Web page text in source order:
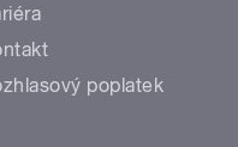
poplatek